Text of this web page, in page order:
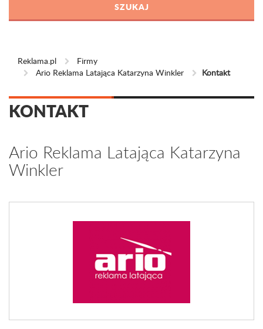
Reklama.pl
Firmy
Ario Reklama Latająca Katarzyna Winkler
Kontakt
KONTAKT
Ario Reklama Latająca Katarzyna
Winkler